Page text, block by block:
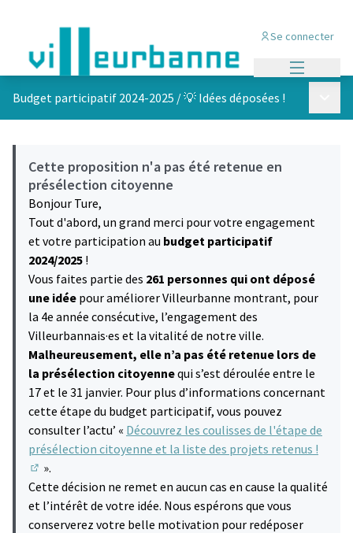
Se connecter
Budget participatif 2024-2025 /💡 Idées déposées !
Cette proposition n'a pas été retenue en
présélection citoyenne
Bonjour Ture,
Tout d'abord, un grand merci pour votre engagement
et votre participation au budget participatif
2024/2025 !
Vous faites partie des 261 personnes qui ont déposé
une idée pour améliorer Villeurbanne montrant, pour
la 4e année consécutive, l’engagement des
Villeurbannais·es et la vitalité de notre ville.
Malheureusement, elle n’a pas été retenue lors de
la présélection citoyennequi s’est déroulée entre le
17 et le 31 janvier. Pour plus d’informations concernant
cette étape du budget participatif, vous pouvez
consulter l’actu’ « Découvrez les coulisses de l'étape de
présélection citoyenne et la liste des projets retenus !
(S'ouvre dans un nouvel onglet)
».
Cette décision ne remet en aucun cas en cause la qualité
et l’intérêt de votre idée. Nous espérons que vous
conserverez votre belle motivation pour redéposer